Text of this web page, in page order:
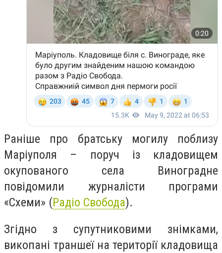
Раніше про братську могилу поблизу
Маріуполя – поруч із кладовищем
окупованого села Виноградне
повідомили журналісти програми
«Схеми» (Радіо Свобода).
Згідно з супутниковими знімками,
викопані траншеї на території кладовища